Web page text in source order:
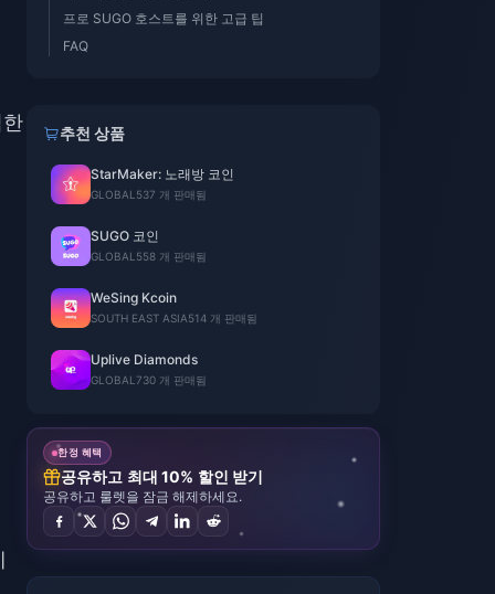
프로 SUGO 호스트를 위한 고급 팁
FAQ
추천 상품
StarMaker: 노래방 코인
GLOBAL 537 개 판매됨
SUGO 코인
GLOBAL 558 개 판매됨
WeSing Kcoin
SOUTH EAST ASIA514 개 판매됨
Uplive Diamonds
GLOBAL 730 개 판매됨
한정 혜택
공유하고 최대 10% 할인 받기
공유하고 룰렛을 잠금 해제하세요.